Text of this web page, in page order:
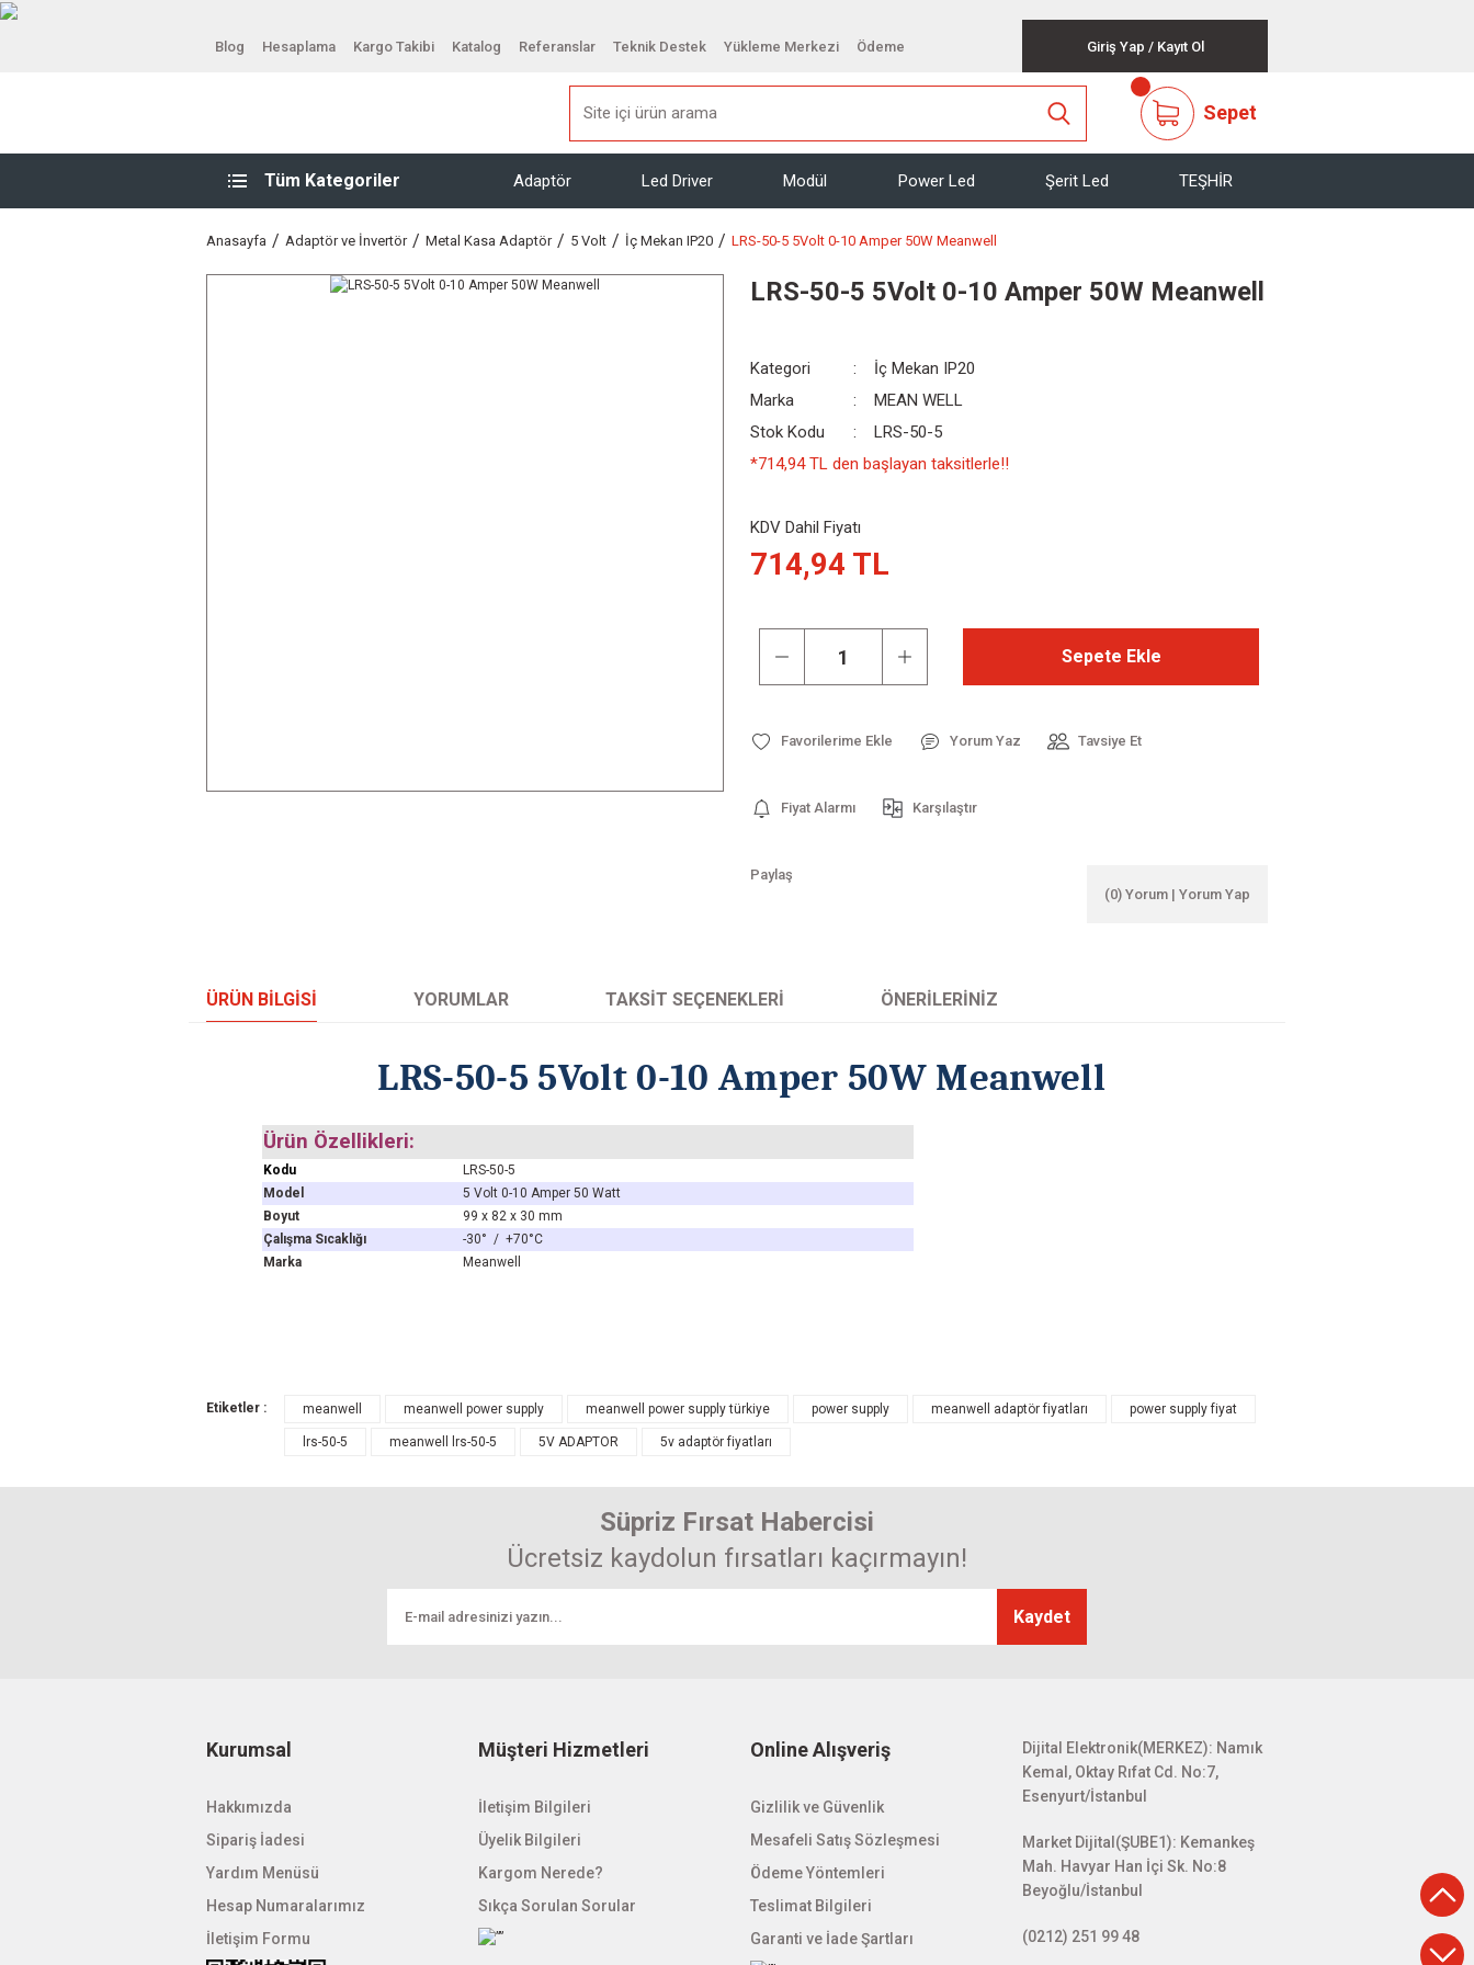
Blog Hesaplama Kargo Takibi Katalog Referanslar Teknik Destek Yükleme Merkezi Ödeme Giriş Yap / Kayıt Ol
Sepet
Tüm Kategoriler Adaptör Led Driver Modül Power Led Şerit Led TEŞHİR
Anasayfa Adaptör ve İnvertör Metal Kasa Adaptör 5 Volt İç Mekan IP20 LRS-50-5 5Volt 0-10 Amper 50W Meanwell
LRS-50-5 5Volt 0-10 Amper 50W Meanwell
Kategori
İç Mekan IP20
Marka
MEAN WELL
Stok Kodu
LRS-50-5
*714,94 TL den başlayan taksitlerle!!
KDV Dahil Fiyatı
714,94 TL
Sepete Ekle
Yorum Yaz Tavsiye Et
Fiyat Alarmı Karşılaştır
Paylaş
(0) Yorum | Yorum Yap
ÜRÜN BILGISI YORUMLAR TAKSIT SEÇENEKLERI ÖNERILERINIZ
LRS-50-5 5Volt 0-10 Amper 50W Meanwell
Ürün Özellikleri:
Kodu
LRS-50-5
Model
5 Volt 0-10 Amper 50 Watt
Boyut
99 x 82 x 30 mm
Çalışma Sıcaklığı
-30° / +70°C
Marka
Meanwell
Bu ürüne ilk yorumu siz yapın! Puan kazanın...
Görüş ve önerileriniz için teşekkür ederiz.
Gönder
Etiketler : meanwell meanwell power supply meanwell power supply türkiye power supply meanwell adaptör fiyatları power supply fiyat
lrs-50-5 meanwell lrs-50-5 5V ADAPTOR 5v adaptör fiyatları
Süpriz Fırsat Habercisi
Ücretsiz kaydolun fırsatları kaçırmayın!
Kaydet
Kurumsal
Hakkımızda
Sipariş İadesi
Yardım Menüsü
Hesap Numaralarımız
İletişim Formu
Müşteri Hizmetleri
İletişim Bilgileri
Üyelik Bilgileri
Kargom Nerede?
Sıkça Sorulan Sorular
Online Alışveriş
Gizlilik ve Güvenlik
Mesafeli Satış Sözleşmesi
Ödeme Yöntemleri
Teslimat Bilgileri
Garanti ve İade Şartları
Dijital Elektronik(MERKEZ): Namık
Kemal, Oktay Rıfat Cd. No:7,
Esenyurt/İstanbul
Market Dijital(ŞUBE1): Kemankeş
Mah. Havyar Han İçi Sk. No:8
Beyoğlu/İstanbul
(0212) 251 99 48